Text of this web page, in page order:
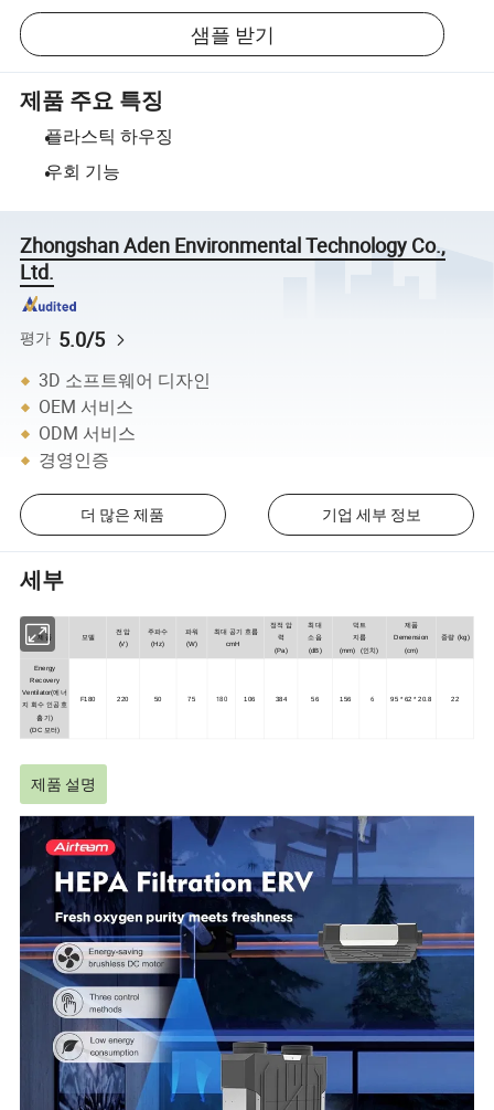
샘플 받기
제품 주요 특징
플라스틱 하우징
우회 기능
Zhongshan Aden Environmental Technology Co.,
Ltd.
평가 5.0/5
3D 소프트웨어 디자인
OEM 서비스
ODM 서비스
경영인증
더 많은 제품 기업 세부 정보
세부
제품 모델
전압
(V)
주파수
(Hz)
파워
(W)
최대 공기 흐름
cmH
정적 압
력
(Pa)
최대
소음
(dB)
덕트
지름
(mm) (인치)
제품
Demension
(cm)
중량 (kg)
Energy
Recovery
Ventilator(에너
지 회수 인공호
흡기)
(DC 모터)
F180 220 50 75 180 106 384 56 156 6 95 * 62 * 20.8 22
제품 설명